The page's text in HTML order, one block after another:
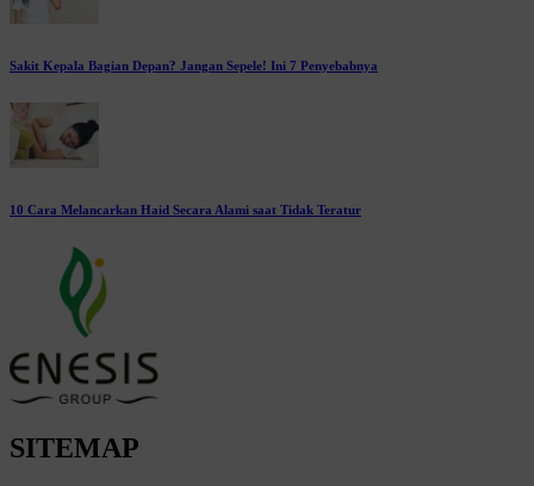
Sakit Kepala Bagian Depan? Jangan Sepele! Ini 7 Penyebabnya
10 Cara Melancarkan Haid Secara Alami saat Tidak Teratur
SITEMAP